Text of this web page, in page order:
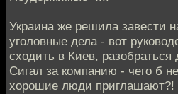
Украина же решила завести
уголовные дела - вот
сходить в Киев, разобраться
Сигал за компанию - чего б
хорошие люди приглашают?!